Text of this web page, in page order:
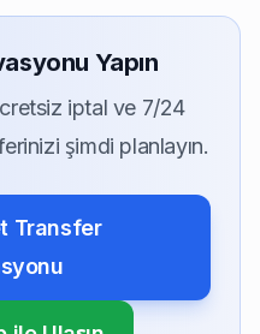
Yapın
iptal ve 7/24
şimdi planlayın.
Transfer